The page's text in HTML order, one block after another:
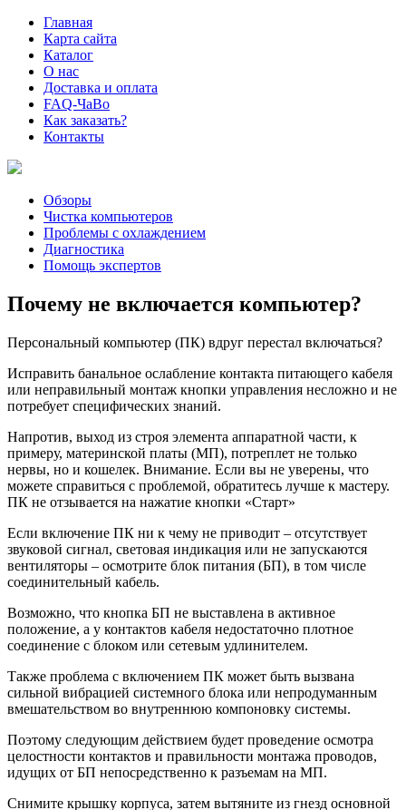
Главная
Карта сайта
Каталог
О нас
Доставка и оплата
FAQ-ЧаВо
Как заказать?
Контакты
Обзоры
Чистка компьютеров
Проблемы с охлаждением
Диагностика
Помощь экспертов
Почему не включается компьютер?
Персональный компьютер (ПК) вдруг перестал включаться?
Исправить банальное ослабление контакта питающего кабеля
или неправильный монтаж кнопки управления несложно и не
потребует специфических знаний.
Напротив, выход из строя элемента аппаратной части, к
примеру, материнской платы (МП), потреплет не только
нервы, но и кошелек. Внимание. Если вы не уверены, что
можете справиться с проблемой, обратитесь лучше к мастеру.
ПК не отзывается на нажатие кнопки «Старт»
Если включение ПК ни к чему не приводит – отсутствует
звуковой сигнал, световая индикация или не запускаются
вентиляторы – осмотрите блок питания (БП), в том числе
соединительный кабель.
Возможно, что кнопка БП не выставлена в активное
положение, а у контактов кабеля недостаточно плотное
соединение с блоком или сетевым удлинителем.
Также проблема с включением ПК может быть вызвана
сильной вибрацией системного блока или непродуманным
вмешательством во внутреннюю компоновку системы.
Поэтому следующим действием будет проведение осмотра
целостности контактов и правильности монтажа проводов,
идущих от БП непосредственно к разъемам на МП.
Снимите крышку корпуса, затем вытяните из гнезд основной